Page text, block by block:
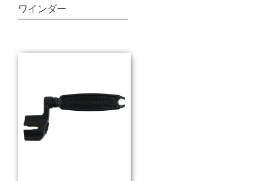
ワインダー